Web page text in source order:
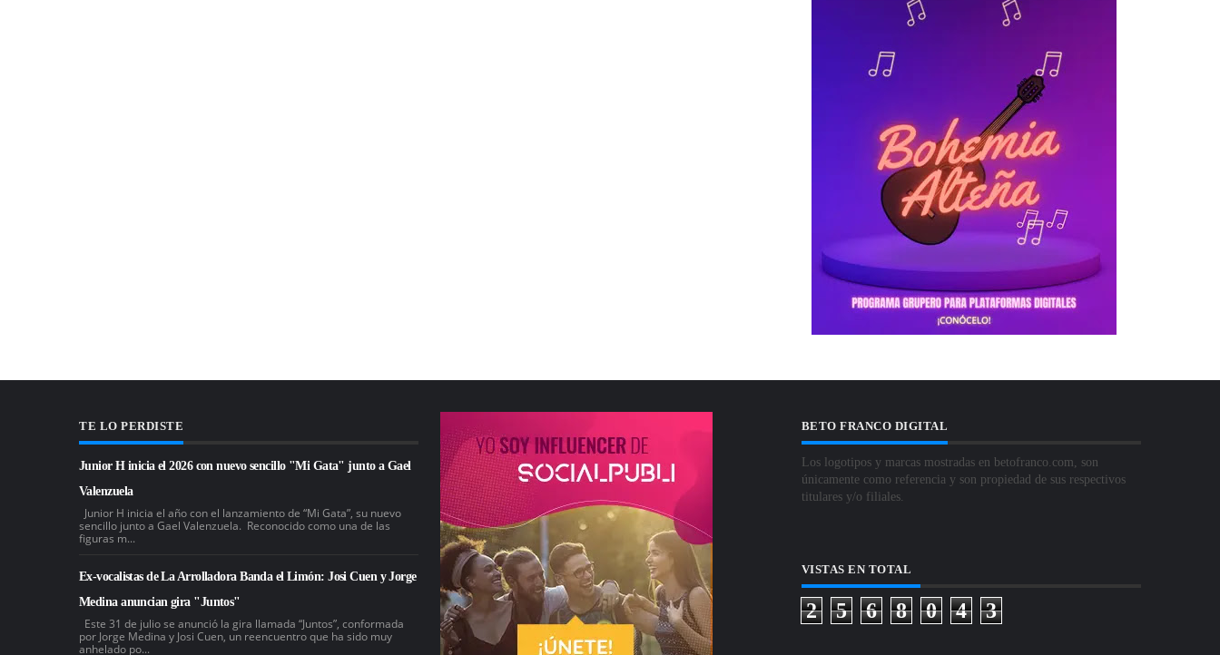
TE LO PERDISTE
Junior H inicia el 2026 con nuevo sencillo "Mi Gata" junto a Gael
Valenzuela
Junior H inicia el año con el lanzamiento de “Mi Gata”, su nuevo
sencillo junto a Gael Valenzuela. Reconocido como una de las
figuras m...
Ex-vocalistas de La Arrolladora Banda el Limón: Josi Cuen y Jorge
Medina anuncian gira "Juntos"
Este 31 de julio se anunció la gira llamada “Juntos”, conformada
por Jorge Medina y Josi Cuen, un reencuentro que ha sido muy
anhelado po...
BETO FRANCO DIGITAL
Los logotipos y marcas mostradas en betofranco.com, son
únicamente como referencia y son propiedad de sus respectivos
titulares y/o filiales.
VISTAS EN TOTAL
2 5 6 8 0 4 3